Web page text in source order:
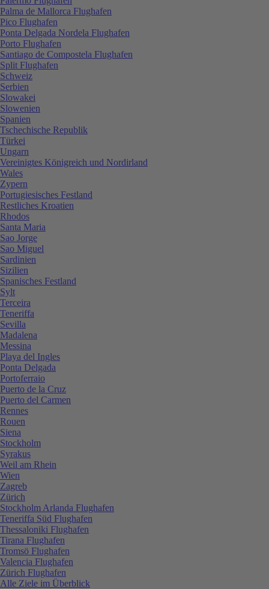
Palma de Mallorca Flughafen
Pico Flughafen
Ponta Delgada Nordela Flughafen
Porto Flughafen
Santiago de Compostela Flughafen
Split Flughafen
Schweiz
Serbien
Slowakei
Slowenien
Spanien
Tschechische Republik
Türkei
Ungarn
Vereinigtes Königreich und Nordirland
Wales
Zypern
Portugiesisches Festland
Restliches Kroatien
Rhodos
Santa Maria
Sao Jorge
Sao Miguel
Sardinien
Sizilien
Spanisches Festland
Sylt
Terceira
Teneriffa
Sevilla
Madalena
Messina
Playa del Ingles
Ponta Delgada
Portoferraio
Puerto de la Cruz
Puerto del Carmen
Rennes
Rouen
Siena
Stockholm
Syrakus
Weil am Rhein
Wien
Zagreb
Zürich
Stockholm Arlanda Flughafen
Teneriffa Süd Flughafen
Thessaloniki Flughafen
Tirana Flughafen
Tromsö Flughafen
Valencia Flughafen
Zürich Flughafen
Alle Ziele im Überblick